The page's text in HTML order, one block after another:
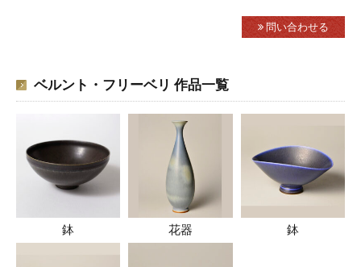
問い合わせる
ベルント・フリーベリ 作品一覧
鉢 花器 鉢